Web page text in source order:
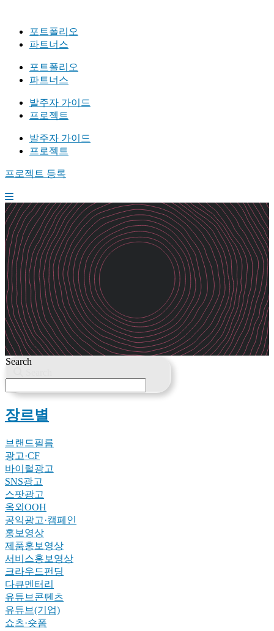
포트폴리오
파트너스
포트폴리오
파트너스
발주자 가이드
프로젝트
발주자 가이드
프로젝트
프로젝트 등록
Search
장르별
브랜드필름
광고·CF
바이럴광고
SNS광고
스팟광고
옥외OOH
공익광고·캠페인
홍보영상
제품홍보영상
서비스홍보영상
크라우드펀딩
다큐멘터리
유튜브콘텐츠
유튜브(기업)
쇼츠·숏폼